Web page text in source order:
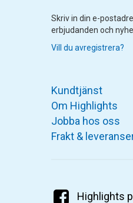
Skriv in din e-
erbjudanden och
Vill du avregistrera?
Kundtjänst
Om Highlights
Jobba hos oss
Frakt &
Highlights